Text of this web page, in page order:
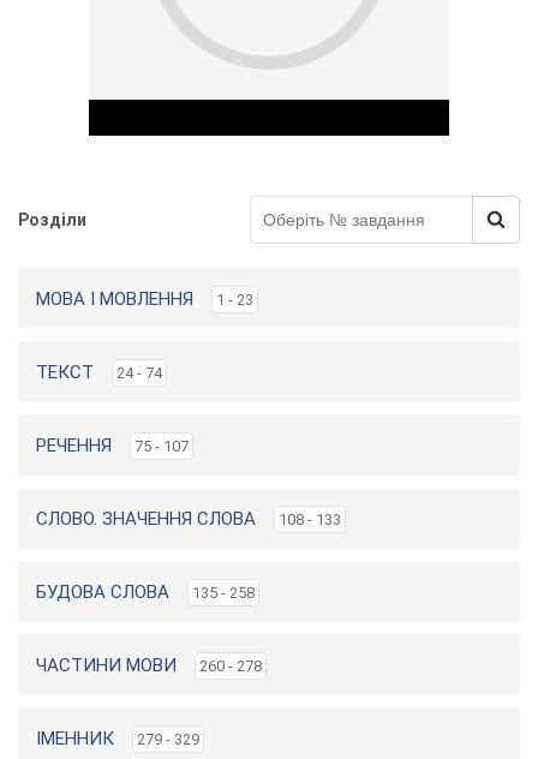
Розділи
МОВА І МОВЛЕННЯ 1 - 23
ТЕКСТ 24 - 74
РЕЧЕННЯ 75 - 107
СЛОВО. ЗНАЧЕННЯ СЛОВА 108 - 133
БУДОВА СЛОВА 135 - 258
ЧАСТИНИ МОВИ 260 - 278
ІМЕННИК 279 - 329